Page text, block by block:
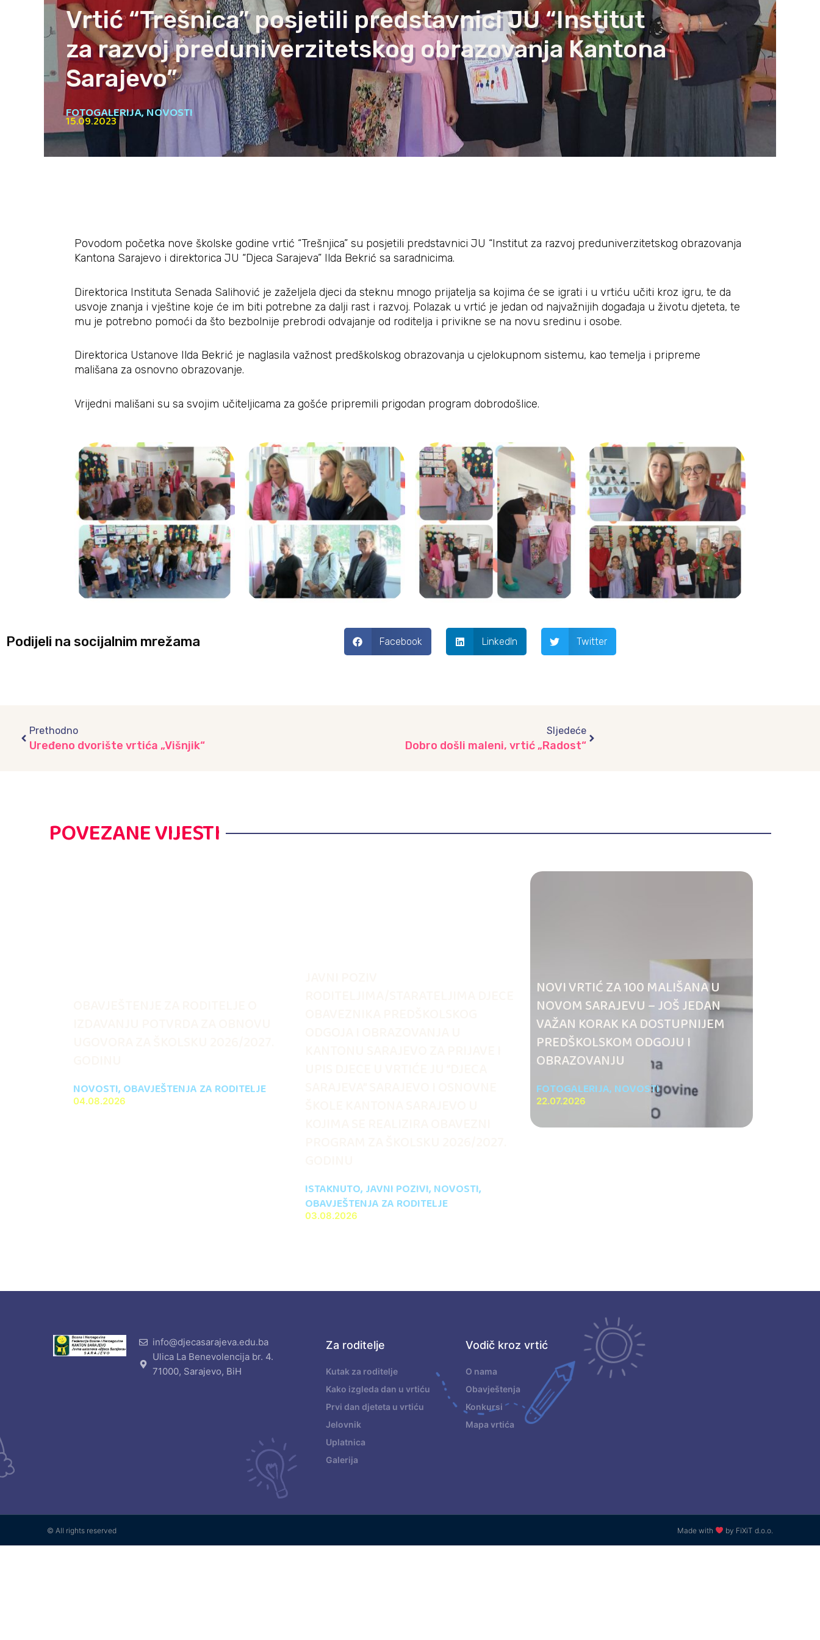
Vrtić “Trešnica” posjetili predstavnici JU “Institut
za razvoj preduniverzitetskog obrazovanja Kantona
Sarajevo”
FOTOGALERIJA,NOVOSTI
15.09.2023
Povodom početka nove školske godine vrtić “Trešnjica” su posjetili predstavnici JU “Institut za razvoj preduniverzitetskog obrazovanja
Kantona Sarajevo i direktorica JU “Djeca Sarajeva” Ilda Bekrić sa saradnicima.
Direktorica Instituta Senada Salihović je zaželjela djeci da steknu mnogo prijatelja sa kojima će se igrati i u vrtiću učiti kroz igru, te da
usvoje znanja i vještine koje će im biti potrebne za dalji rast i razvoj. Polazak u vrtić je jedan od najvažnijih događaja u životu djeteta, te
mu je potrebno pomoći da što bezbolnije prebrodi odvajanje od roditelja i privikne se na novu sredinu i osobe.
Direktorica Ustanove Ilda Bekrić je naglasila važnost predškolskog obrazovanja u cjelokupnom sistemu, kao temelja i pripreme
mališana za osnovno obrazovanje.
Vrijedni mališani su sa svojim učiteljicama za gošće pripremili prigodan program dobrodošlice.
Podijeli na socijalnim mrežama Facebook LinkedIn Twitter
Prethodno
Uređeno dvorište vrtića „Višnjik“
Sljedeće
Dobro došli maleni, vrtić „Radost“
POVEZANE VIJESTI
NOVOSTI, OBAVJEŠTENJA ZA RODITELJE
04.08.2026
ISTAKNUTO, JAVNI POZIVI, NOVOSTI,
OBAVJEŠTENJA ZA RODITELJE
03.08.2026
NOVI VRTIĆ ZA 100 MALIŠANA U
NOVOM SARAJEVU – JOŠ JEDAN
VAŽAN KORAK KA DOSTUPNIJEM
PREDŠKOLSKOM ODGOJU I
OBRAZOVANJU
FOTOGALERIJA, NOVOSTI
22.07.2026
info@djecasarajeva.edu.ba
Ulica La Benevolencija br. 4.
71000, Sarajevo, BiH
Za roditelje
Kutak za roditelje
Kako izgleda dan u vrtiću
Prvi dan djeteta u vrtiću
Jelovnik
Uplatnica
Galerija
Vodič kroz vrtić
O nama
Obavještenja
Konkursi
Mapa vrtića
© All rights reserved Made with by FiXiT d.o.o.